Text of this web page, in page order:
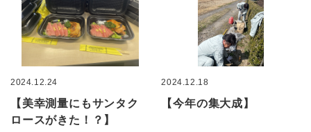
2024.12.24
【美幸測量にもサンタク
ロースがきた！？】
2024.12.18
【今年の集大成】